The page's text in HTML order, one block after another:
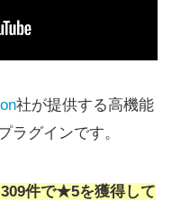
社が提供する高機能
ラグインです。
件で★5を獲得して